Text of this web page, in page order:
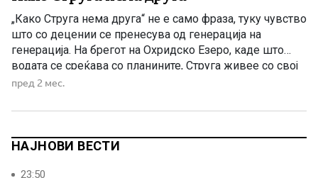
„Како Струга нема друга“ не е само фраза, туку чувство
што со децении се пренесува од генерација на
генерација. На брегот на Охридско Езеро, каде што
водата се среќава со планините, Струга живее со свој
посебен ритам – тивок, топол и истовремено полн со
како нишка […]
пред 2 мес.
НАЈНОВИ ВЕСТИ
23:50